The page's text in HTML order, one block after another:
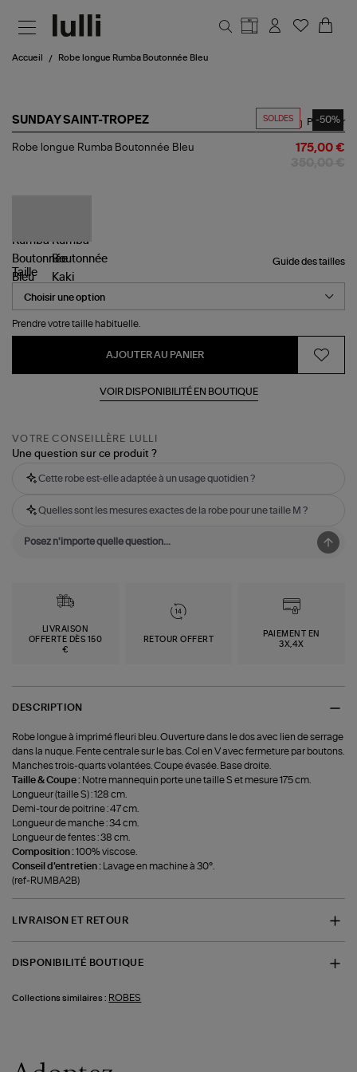
Accueil Robe longue Rumba Boutonnée Bleu
SOLDES -50%
SUNDAY SAINT-TROPEZ
Robe
Partager
Robe longue Rumba Boutonnée Bleu 175,00 €
Guide des tailles
Taille
Prendre votre taille habituelle.
AJOUTER AU PANIER
VOIR DISPONIBILITÉ EN BOUTIQUE
VOTRE CONSEILLÈRE LULLI
Une question sur ce produit ?
Cette robe est-elle adaptée à un usage quotidien ?
Quelles sont les mesures exactes de la robe pour une taille M ?
LIVRAISON
OFFERTE DÈS 150
€
RETOUR OFFERT
PAIEMENT EN
3X,4X
DESCRIPTION
Robe longue à imprimé fleuri bleu. Ouverture dans le dos avec lien de serrage
dans la nuque. Fente centrale sur le bas. Col en V avec fermeture par boutons.
Manches trois-quarts volantées. Coupe évasée. Base droite.
Taille & Coupe : Notre mannequin porte une taille S et mesure 175 cm.
Longueur (taille S) : 128 cm.
Demi-tour de poitrine : 47 cm.
Longueur de manche : 34 cm.
Longueur de fentes : 38 cm.
Composition :100% viscose.
Conseil d'entretien :
Lavage en machine à 30°.
(ref-RUMBA2B)
LIVRAISON ET RETOUR
DISPONIBILITÉ BOUTIQUE
Collections similaires : ROBES